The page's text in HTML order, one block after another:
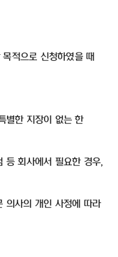
적으로 신청하였을 때
별한 지장이 없는 한
등 회사에서 필요한 경우,
의사의 개인 사정에 따라